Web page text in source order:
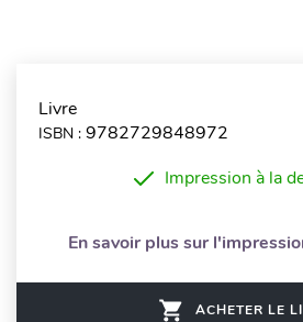
Livre
ISBN : 9782729848972
Impression à la
En savoir plus sur
ACHETER LE